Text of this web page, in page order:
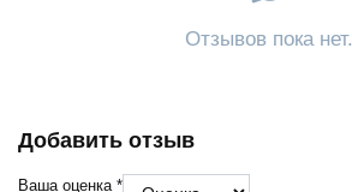
Отзывов пока нет.
Добавить отзыв
Ваша оценка *